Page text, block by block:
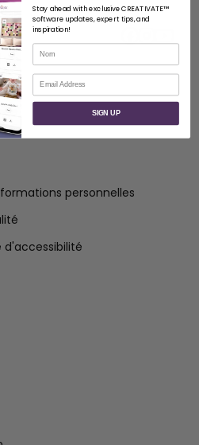
personnelles
d'accessibilité
Stay ahead with exclusive CREATIVATE™
software updates, expert tips, and
inspiration!
Nom
Courriel
SIGN UP